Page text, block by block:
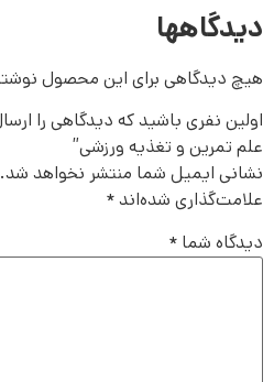
دیدگاهها
هیچ دیدگاهی برای این محصول
اولین نفری باشید که دیدگاهی را
علم تمرین و تغذیه ورزشی”
نشانی ایمیل شما منتشر نخواهد شد.
علامت‌گذاری شده‌اند*
دیدگاه شما *